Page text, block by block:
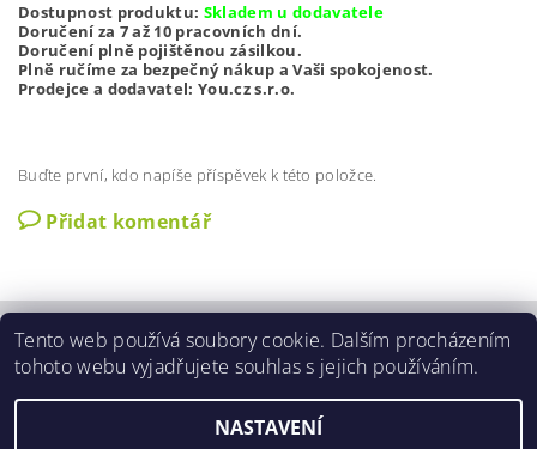
Dostupnost produktu: Skladem u dodavatele
Doručení za 7 až 10 pracovních dní.
Doručení plně pojištěnou zásilkou.
Plně ručíme za bezpečný nákup a Vaši spokojenost.
Prodejce a dodavatel: You.cz s.r.o.
Buďte první, kdo napíše příspěvek k této položce.
Přidat komentář
Zobrazit akční slevy | O nás | Kontakty | Obchodní podmínky
GDPR podmínky | Aktuální nabídka slev
Tento web používá soubory cookie. Dalším procházením
tohoto webu vyjadřujete souhlas s jejich používáním.
NASTAVENÍ